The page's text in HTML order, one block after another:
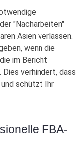
"Nacharbeiten"
Asien verlassen.
wenn die
im Bericht
verhindert, dass
schützt Ihr
FBA-